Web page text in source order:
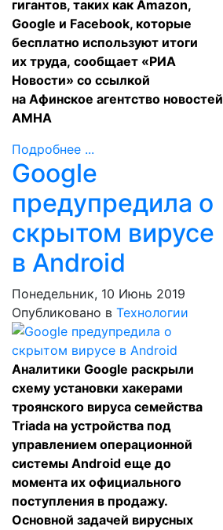
гигантов, таких как Amazon,
Google и Facebook, которые
бесплатно используют итоги
их труда, сообщает «РИА
Новости» со ссылкой
на Афинское агентство новостей
АМНА
Подробнее ...
Google
предупредила о
скрытом вирусе
в Android
Понедельник, 10 Июнь 2019
Опубликовано в Технологии
Аналитики Google раскрыли
схему установки хакерами
троянского вируса семейства
Triada на устройства под
управлением операционной
системы Android еще до
момента их официального
поступления в продажу.
Основной задачей вирусных